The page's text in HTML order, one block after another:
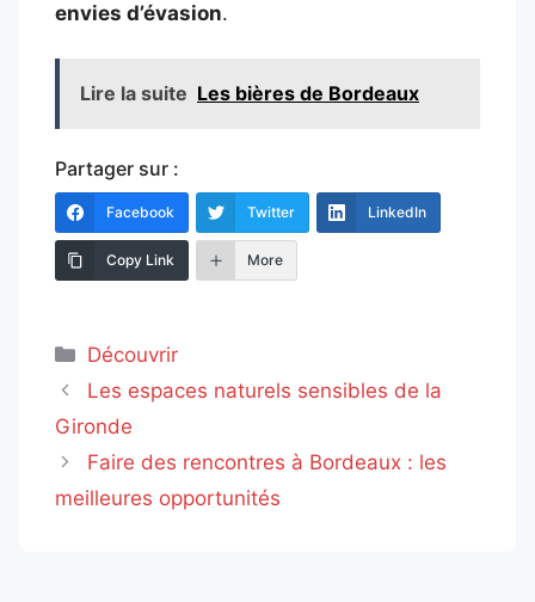
envies d’évasion.
Lire la suite Les bières de Bordeaux
Partager sur :
Facebook Twitter LinkedIn
Copy Link More
Catégories
Découvrir
Les espaces naturels sensibles de la
Gironde
Faire des rencontres à Bordeaux : les
meilleures opportunités